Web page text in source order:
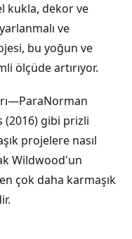
kukla, dekor ve
ve
bu yoğun ve
ölçüde artırıyor.
(2016) gibi prizli
projelere nasıl
Wildwood'un
çok daha karmaşık